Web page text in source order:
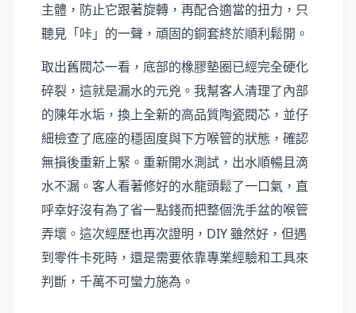
主體，防止它跟著旋轉，再配合適當的扭力，只
聽見「咔」的一聲，頑固的銅套終於順利鬆開。
取出舊閥芯一看，底部的橡膠墊圈已經完全硬化
碎裂，這就是漏水的元兇。我幫客人清理了內部
的陳年水垢，換上全新的高品質陶瓷閥芯，並仔
細檢查了底座的穩固度與下方喉管的狀態，確認
無損後重新上緊。重新開水測試，出水順暢且滴
水不漏。客人看著修好的水龍頭鬆了一口氣，直
呼幸好沒有為了省一點錢而把整個洗手盆的喉管
弄壞。這次經歷也再次證明，DIY 雖然好，但遇
到零件卡死時，還是需要依靠專業經驗和工具來
判斷，千萬不可蠻力施為。